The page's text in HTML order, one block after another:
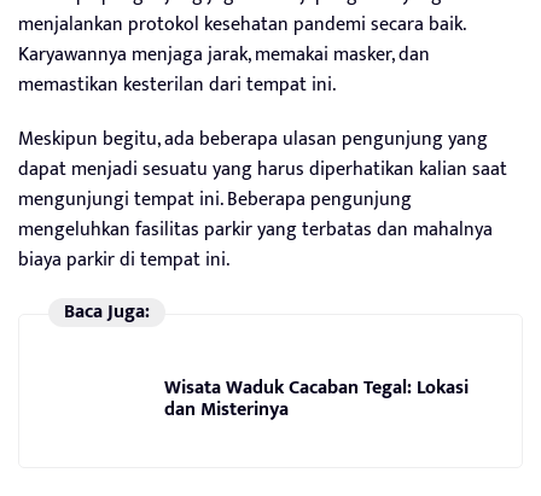
menjalankan protokol kesehatan pandemi secara baik.
Karyawannya menjaga jarak, memakai masker, dan
memastikan kesterilan dari tempat ini.
Meskipun begitu, ada beberapa ulasan pengunjung yang
dapat menjadi sesuatu yang harus diperhatikan kalian saat
mengunjungi tempat ini. Beberapa pengunjung
mengeluhkan fasilitas parkir yang terbatas dan mahalnya
biaya parkir di tempat ini.
Baca Juga:
Wisata Waduk Cacaban Tegal: Lokasi
dan Misterinya